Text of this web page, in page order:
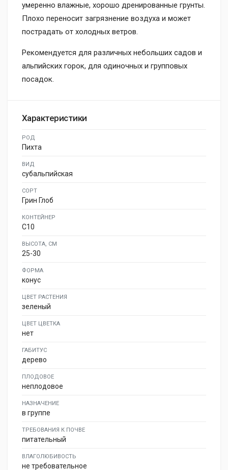
умеренно влажные, хорошо дренированные грунты.
Плохо переносит загрязнение воздуха и может
пострадать от холодных ветров.
Рекомендуется для различных небольших садов и
альпийских горок, для одиночных и групповых
посадок.
Характеристики
РОД
Пихта
ВИД
субальпийская
СОРТ
Грин Глоб
КОНТЕЙНЕР
C10
ВЫСОТА, СМ
25-30
ФОРМА
конус
ЦВЕТ РАСТЕНИЯ
зеленый
ЦВЕТ ЦВЕТКА
нет
ГАБИТУС
дерево
ПЛОДОВОЕ
неплодовое
НАЗНАЧЕНИЕ
в группе
ТРЕБОВАНИЯ К ПОЧВЕ
питательный
ВЛАГОЛЮБИВОСТЬ
не требовательное